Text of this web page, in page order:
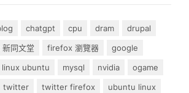
chatgpt cpu dram
drupal
同文堂 firefox 瀏覽器
google
linux ubuntu mysql nvidia
ogame
twitter twitter firefox
ubuntu linux